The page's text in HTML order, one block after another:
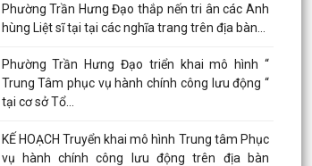
Phường Trần Hưng Đạo thắp nến tri ân các Anh
hùng Liệt sĩ tại tại các nghĩa trang trên địa bàn...
Phường Trần Hưng Đạo triển khai mô hình “
Trung Tâm phục vụ hành chính công lưu động “
tại cơ sở Tổ...
KẾ HOẠCH Truyển khai mô hình Trung tâm Phục
vụ hành chính công lưu động trên địa bàn